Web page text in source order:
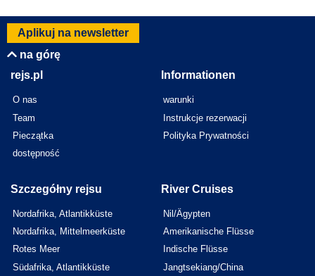
Aplikuj na newsletter
na górę
rejs.pl
O nas
Team
Pieczątka
dostępność
Informationen
warunki
Instrukcje rezerwacji
Polityka Prywatności
Szczegółny rejsu
Nordafrika, Atlantikküste
Nordafrika, Mittelmeerküste
Rotes Meer
Südafrika, Atlantikküste
River Cruises
Nil/Ägypten
Amerikanische Flüsse
Indische Flüsse
Jangtsekiang/China